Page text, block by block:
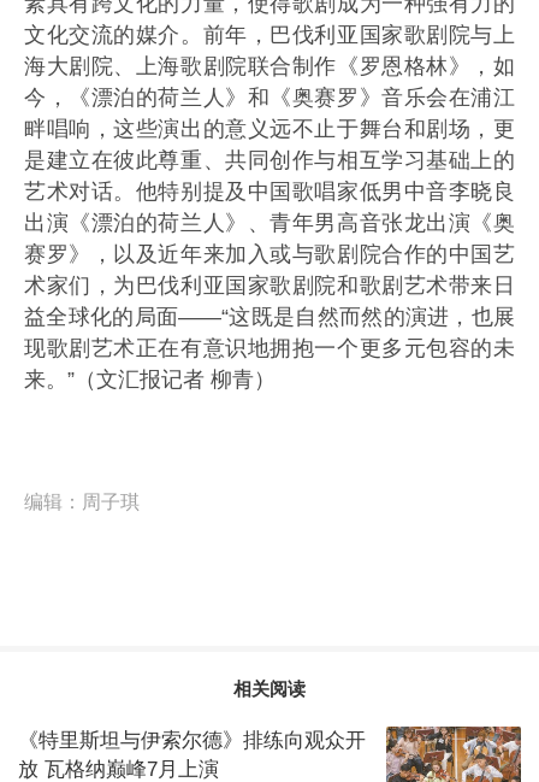
文化交流的媒介。前年，巴伐利亚国家歌剧院与上
海大剧院、上海歌剧院联合制作《罗恩格林》，如
今，《漂泊的荷兰人》和《奥赛罗》音乐会在浦江
畔唱响，这些演出的意义远不止于舞台和剧场，更
是建立在彼此尊重、共同创作与相互学习基础上的
艺术对话。他特别提及中国歌唱家低男中音李晓良
出演《漂泊的荷兰人》、青年男高音张龙出演《奥
赛罗》，以及近年来加入或与歌剧院合作的中国艺
术家们，为巴伐利亚国家歌剧院和歌剧艺术带来日
益全球化的局面——“这既是自然而然的演进，也展
现歌剧艺术正在有意识地拥抱一个更多元包容的未
来。”（文汇报记者 柳青）
编辑： 周子琪
相关阅读
《特里斯坦与伊索尔德》排练向观众开
放 瓦格纳巅峰7月上演